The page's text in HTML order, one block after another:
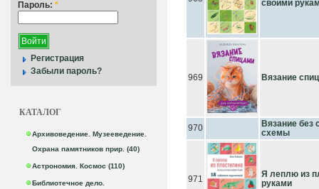
Пароль: *
Регистрация
Забыли пароль?
КАТАЛОГ
Архивоведение. Музееведение.
Охрана памятников прир. (40)
Астрономия. Космос (110)
Библиотечное дело.
своими
969 Вязание
970
Вязание без
схемы
971
Я леплю из
руками